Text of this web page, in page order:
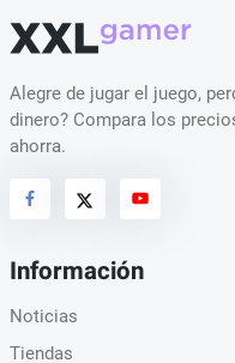
Alegre de jugar el juego,
dinero? Compara los
ahorra.
Información
Noticias
Tiendas